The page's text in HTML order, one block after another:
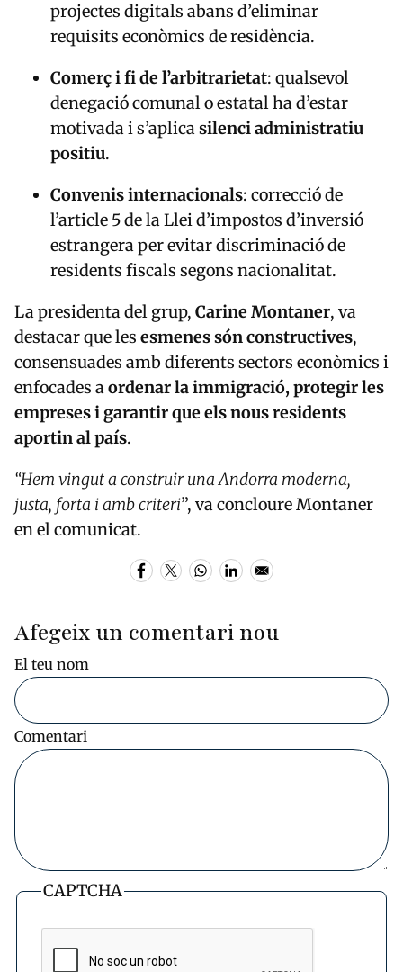
projectes digitals abans d’eliminar
requisits econòmics de residència.
Comerç i fi de l’arbitrarietat: qualsevol
denegació comunal o estatal ha d’estar
motivada i s’aplicasilenci administratiu
positiu.
Convenis internacionals: correcció de
l’article 5 de la Llei d’impostos d’inversió
estrangera per evitar discriminació de
residents fiscals segons nacionalitat.
La presidenta del grup, Carine Montaner, va
destacar que les esmenes són constructives,
consensuades amb diferents sectors econòmics i
enfocades aordenar la immigració, protegir les
empreses i garantir que els nous residents
aportin al país.
“Hem vingut a construir una Andorra moderna,
justa, forta i amb criteri”, va concloure Montaner
en el comunicat.
Afegeix un comentari nou
El teu nom
Comentari
CAPTCHA